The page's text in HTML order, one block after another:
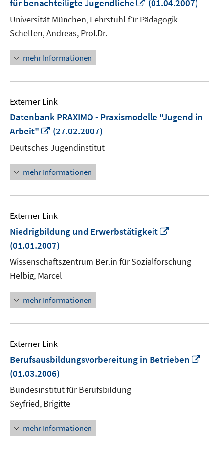
für benachteiligte Jugendliche
neuem
Fenster
(01.04.2007)
Universität München, Lehrstuhl für Pädagogik
Schelten, Andreas, Prof.Dr.
mehr Informationen
Externer Link
Datenbank PRAXIMO - Praxismodelle "Jugend in
Arbeit"
In
neuem
Fenster
öffnen
(27.02.2007)
Deutsches Jugendinstitut
mehr Informationen
Externer Link
Niedrigbildung und Erwerbstätigkeit
öffnen
(01.01.2007)
Wissenschaftszentrum Berlin für Sozialforschung
Helbig, Marcel
mehr Informationen
Externer Link
Berufsausbildungsvorbereitung in Betrieben
(01.03.2006)
Bundesinstitut für Berufsbildung
Seyfried, Brigitte
mehr Informationen